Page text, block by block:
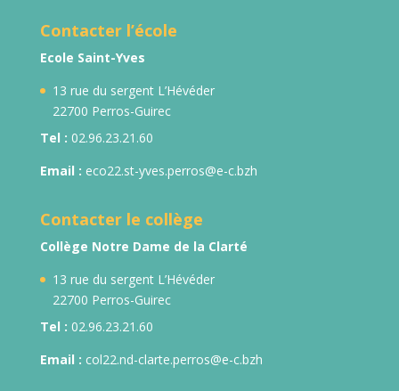
Contacter l’école
Ecole Saint-Yves
13 rue du sergent L’Hévéder
22700 Perros-Guirec
Tel : 02.96.23.21.60
Email : eco22.st-yves.perros@e-c.bzh
Contacter le collège
Collège Notre Dame de la Clarté
13 rue du sergent L’Hévéder
22700 Perros-Guirec
Tel : 02.96.23.21.60
Email : col22.nd-clarte.perros@e-c.bzh